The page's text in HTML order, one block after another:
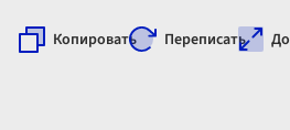
Копировать Переписать